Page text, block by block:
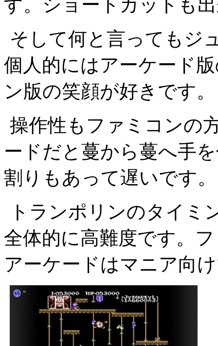
す。ショートカットも
そして何と言ってもジ
個人的にはアーケード
ン版の笑顔が好きです。
操作性もファミコンの
ードだと蔓から蔓へ手
割りもあって遅いです。
トランポリンのタイミ
全体的に高難度です。
アーケードはマニア向